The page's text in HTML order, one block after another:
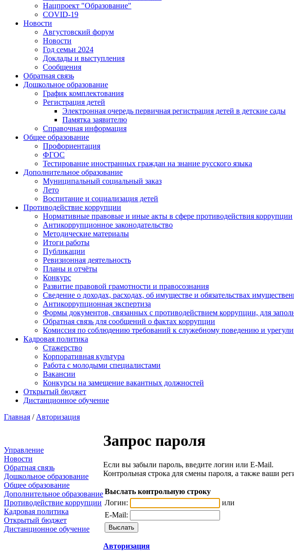
Нацпроект "Образование"
COVID-19
Новости
Августовский форум
Новости
Год семьи 2024
Доклады и выступления
Сообщения
Обратная связь
Дошкольное образование
График комплектования
Регистрация детей
Электронная очередь первичная регистрация детей в детские сады
Памятка заявителю
Справочная информация
Общее образование
Профориентация
ФГОС
Тестирование иностранных граждан на знание русского языка
Дополнительное образование
Муниципальный социальный заказ
Лето
Воспитание и социализация детей
Противодействие коррупции
Нормативные правовые и иные акты в сфере противодействия коррупции
Антикоррупционное законодательство
Методические материалы
Итоги работы
Публикации
Ревизионная деятельность
Планы и отчёты
Конкурс
Развитие правовой грамотности и правосознания
Сведение о доходах, расходах, об имуществе и обязательствах
Антикоррупционная экспертиза
Формы документов, связанных с противодействием коррупции, для
Обратная связь для сообщений о фактах коррупции
Комиссия по соблюдению требований к служебному поведению и
Кадровая политика
Стажерство
Корпоративная культура
Работа с молодыми специалистами
Вакансии
Конкурсы на замещение вакантных должностей
Открытый бюджет
Дистанционное обучение
Главная / Авторизация
Управление
Новости
Обратная связь
Дошкольное образование
Общее образование
Дополнительное образование
Противодействие коррупции
Кадровая политика
Открытый бюджет
Дистанционное обучение
Запрос пароля
Если вы забыли пароль, введите логин или E-Mail.
Контрольная строка для смены пароля, а также ваши
Выслать контрольную строку
Логин:
или
E-Mail:
Авторизация